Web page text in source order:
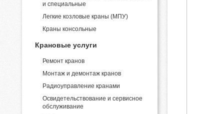
и специальные
Легкие козловые краны (МПУ)
Краны консольные
Крановые услуги
Ремонт кранов
Монтаж и демонтаж кранов
Радиоуправление кранами
Освидетельствование и сервисное
обслуживание